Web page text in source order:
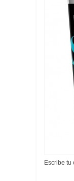
Escribe tu